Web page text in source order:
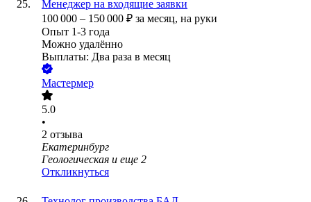
Менеджер на входящие заявки
100 000 – 150 000 ₽ за месяц, на руки
Опыт 1-3 года
Можно удалённо
Выплаты: Два раза в месяц
Мастермер
5.0
•
2 отзыва
Екатеринбург
Геологическая и еще 2
Откликнуться